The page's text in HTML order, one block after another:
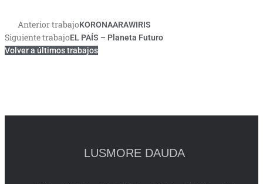
Anterior trabajoKORONAARAWIRIS
Siguiente trabajoEL PAÍS – Planeta Futuro
Volver a últimos trabajos
LUSMORE DAUDA